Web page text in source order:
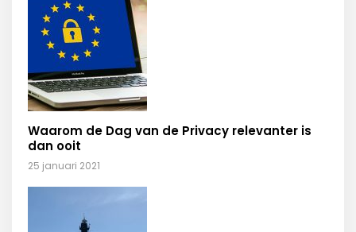
Waarom de Dag van de Privacy relevanter is
dan ooit
25 januari 2021